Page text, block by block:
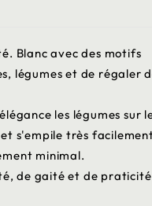
Blanc avec des motifs
légumes et de régaler
les légumes sur
s'empile très
minimal.
de gaité et de